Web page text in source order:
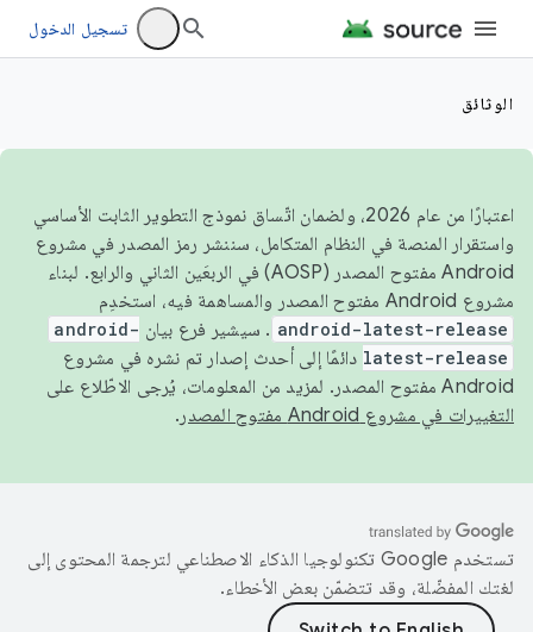
تسجيل الدخول
الوثائق
اعتبارًا من عام 2026، ولضمان اتّساق نموذج التطوير الثابت الأساسي
واستقرار المنصة في النظام المتكامل، سننشر رمز المصدر في مشروع
Android مفتوح المصدر (AOSP) في الربعَين الثاني والرابع. لبناء
مشروع Android مفتوح المصدر والمساهمة فيه، استخدِم
android-latest-release . سيشير فرع بيان android-
latest-release دائمًا إلى أحدث إصدار تم نشره في مشروع
Android مفتوح المصدر. لمزيد من المعلومات، يُرجى الاطّلاع على
التغييرات في مشروع Android مفتوح المصدر
.
تستخدم Google تكنولوجيا الذكاء الاصطناعي لترجمة المحتوى إلى
لغتك المفضّلة، وقد تتضمّن بعض الأخطاء.